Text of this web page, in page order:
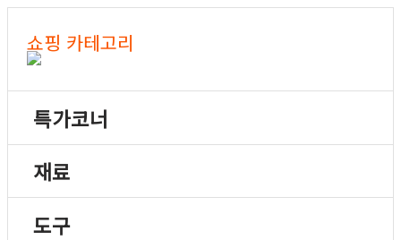
쇼핑 카테고리
특가코너
재료
도구